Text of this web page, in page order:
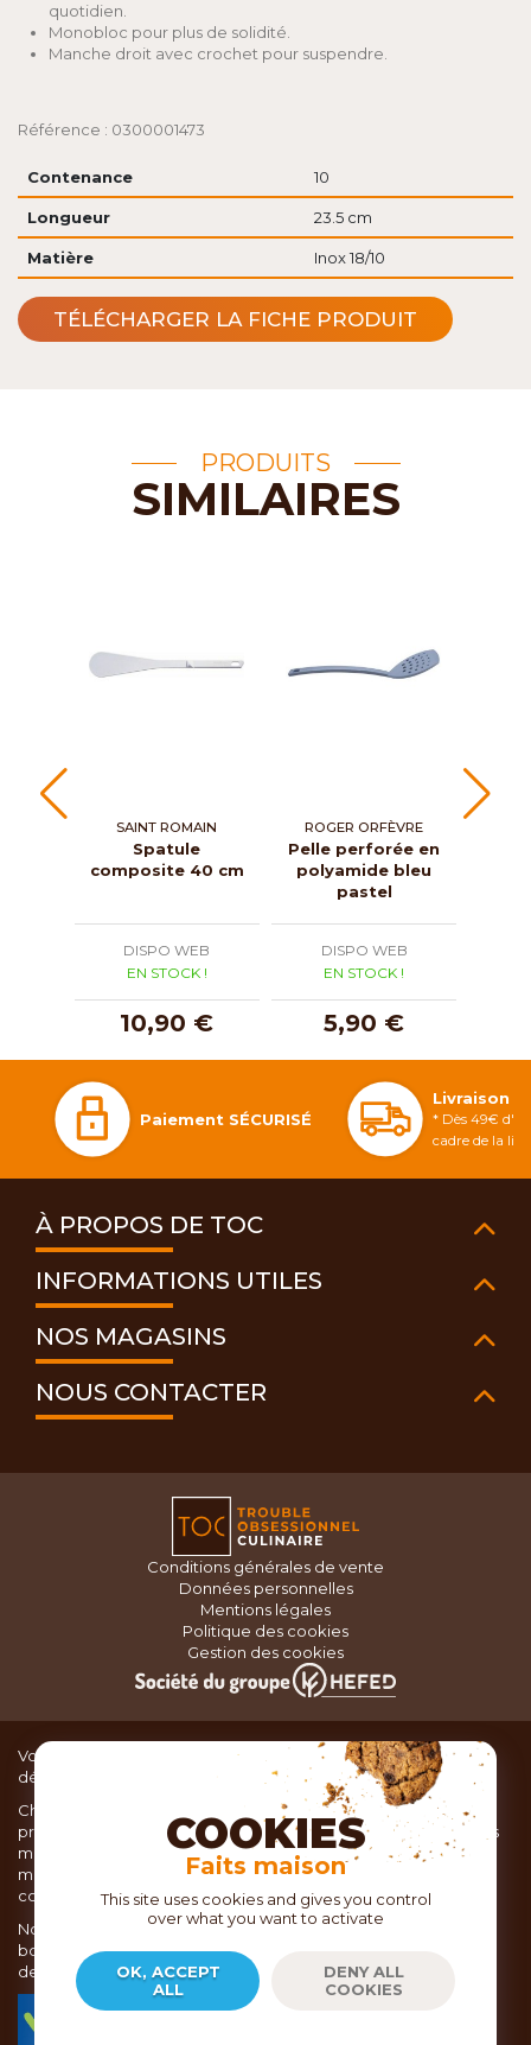
quotidien.
Monobloc pour plus de solidité.
Manche droit avec crochet pour suspendre.
Référence : 0300001473
Contenance 10
Longueur 23.5 cm
Matière Inox 18/10
TÉLÉCHARGER LA FICHE PRODUIT
PRODUITS
SIMILAIRES
SAINT ROMAIN
Spatule
composite 40 cm
DISPO WEB
EN STOCK !
10,90 €
ROGER ORFÈVRE
Pelle perforée en
polyamide bleu
pastel
DISPO WEB
EN STOCK !
5,90 €
Paiement SÉCURISÉ
Livraison
* Dès 49€
cadre de la
À PROPOS DE TOC
INFORMATIONS UTILES
NOS MAGASINS
NOUS CONTACTER
Conditions générales de vente
Données personnelles
Mentions légales
Politique des cookies
Gestion des cookies
Vous recherchez du matériel de cuisine pour concocter de
délicieux plats ou des pâtisseries dignes d’un grand chef ?
Chez TOC, boutique d’ustensiles de cuisine, nous vous
proposons une large sélection de produits issus des meilleures
marques de matériel de cuisine: Ustensiles de pâtisserie,
matériel de cuisson, service de table, ustensiles de cuisine,
coutellerie, set picnic.
Nous vous réservons un accueil chaleureux au sein de nos 21
boutiques, mais vous trouverez également tout votre matériel
de cuisine en ligne sur notre site internet toc.fr
COOKIES
Faits maison
This site uses cookies and gives you control
over what you want to activate
OK, ACCEPT
ALL
DENY ALL
COOKIES